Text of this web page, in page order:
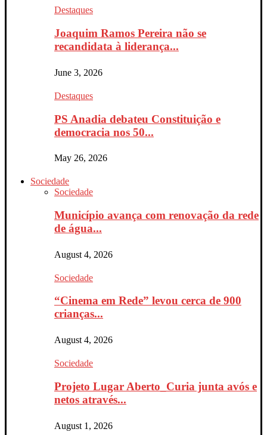
Destaques
Joaquim Ramos Pereira não se
recandidata à liderança...
June 3, 2026
Destaques
PS Anadia debateu Constituição e
democracia nos 50...
May 26, 2026
Sociedade
Sociedade
Município avança com renovação da rede
de água...
August 4, 2026
Sociedade
“Cinema em Rede” levou cerca de 900
crianças...
August 4, 2026
Sociedade
Projeto Lugar Aberto_Curia junta avós e
netos através...
August 1, 2026